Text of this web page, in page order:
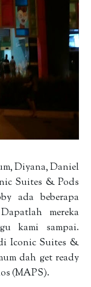
Diyana, Daniel
Suites & Pods
ada beberapa
mereka
kami sampai.
Iconic Suites &
dah get ready
(MAPS).